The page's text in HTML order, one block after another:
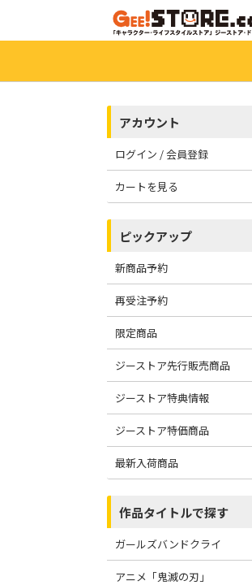
アカウント
ログイン / 会員登録
カートを見る
ピックアップ
新商品予約
再受注予約
限定商品
ジーストア先行販売商品
ジーストア特典情報
ジーストア特価商品
最新入荷商品
作品タイトルで探す
ガールズバンドクライ
アニメ「鬼滅の刃」